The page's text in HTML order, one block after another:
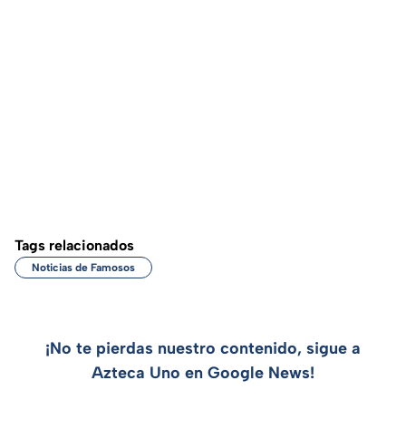
Tags relacionados
Noticias de Famosos
¡No te pierdas nuestro contenido, sigue a
Azteca Uno en Google News!